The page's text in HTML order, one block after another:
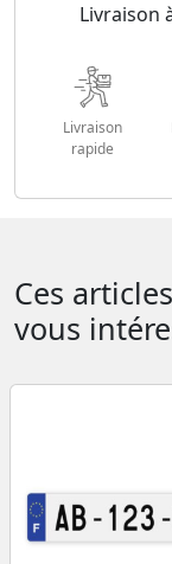
Livraison
Livraison
rapide
Ces
vous